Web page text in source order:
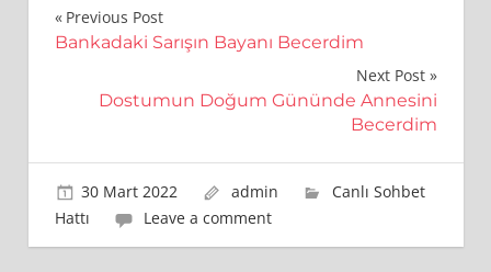
Yazı
gezinmesi
Previous Post
Bankadaki Sarışın Bayanı Becerdim
Next Post
Dostumun Doğum Gününde Annesini
Becerdim
30 Mart 2022 admin
Canlı Sohbet
Hattı
Leave a comment